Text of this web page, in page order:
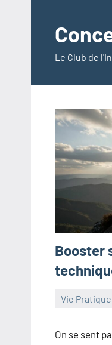
contenu
Le Club de
Booster
Vie Pratique
On se sent